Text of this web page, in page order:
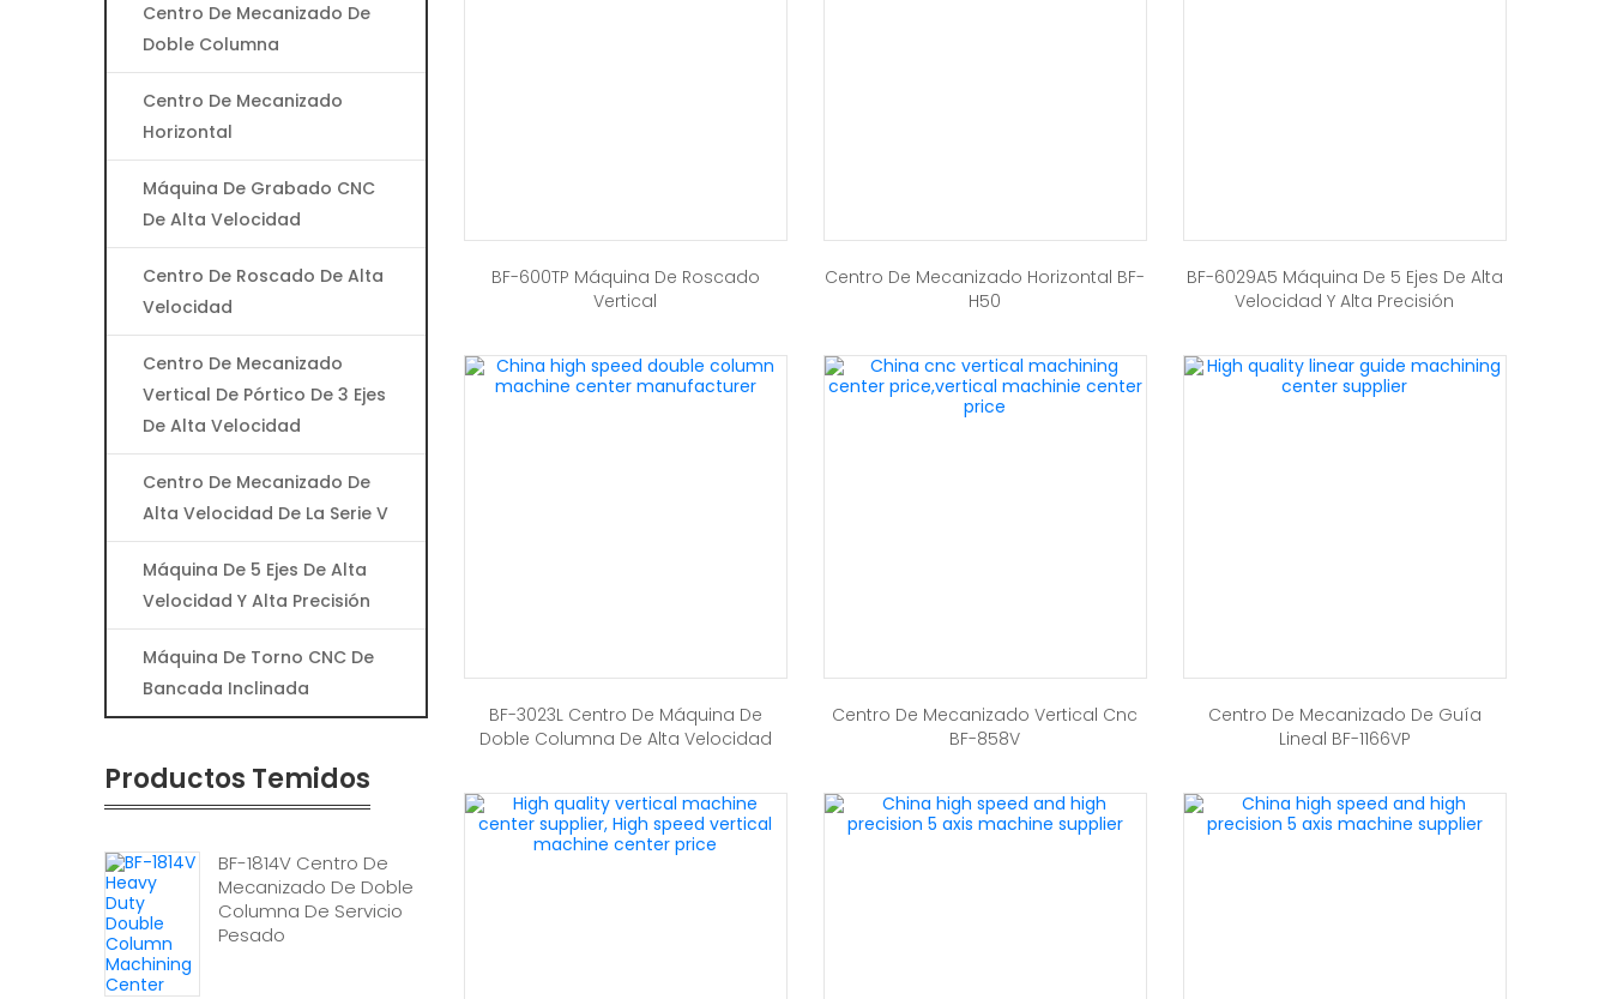
Centro De Mecanizado De
Doble Columna
Centro De Mecanizado
Horizontal
Máquina De Grabado CNC
De Alta Velocidad
Centro De Roscado De Alta
Velocidad
Centro De Mecanizado
Vertical De Pórtico De 3 Ejes
De Alta Velocidad
Centro De Mecanizado De
Alta Velocidad De La Serie V
Máquina De 5 Ejes De Alta
Velocidad Y Alta Precisión
Máquina De Torno CNC De
Bancada Inclinada
Productos Temidos
BF-1814V Centro De
Mecanizado De Doble
Columna De Servicio
Pesado
BF-600TP Máquina De Roscado
Vertical
Centro De Mecanizado Horizontal BF-
H50
BF-6029A5 Máquina De 5 Ejes De Alta
Velocidad Y Alta Precisión
BF-3023L Centro De Máquina De
Doble Columna De Alta Velocidad
Centro De Mecanizado Vertical Cnc
BF-858V
Centro De Mecanizado De Guía
Lineal BF-1166VP